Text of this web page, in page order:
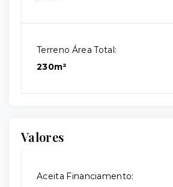
Terreno Área Total:
230m²
Valores
Aceita Financiamento: